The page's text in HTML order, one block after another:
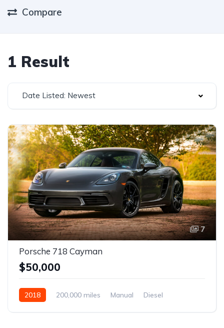
Compare
1 Result
Date Listed: Newest
7
Porsche 718 Cayman
$50,000
2018 200,000 miles Manual
Diesel